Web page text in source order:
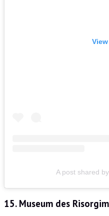
A post shared
15. Museum des